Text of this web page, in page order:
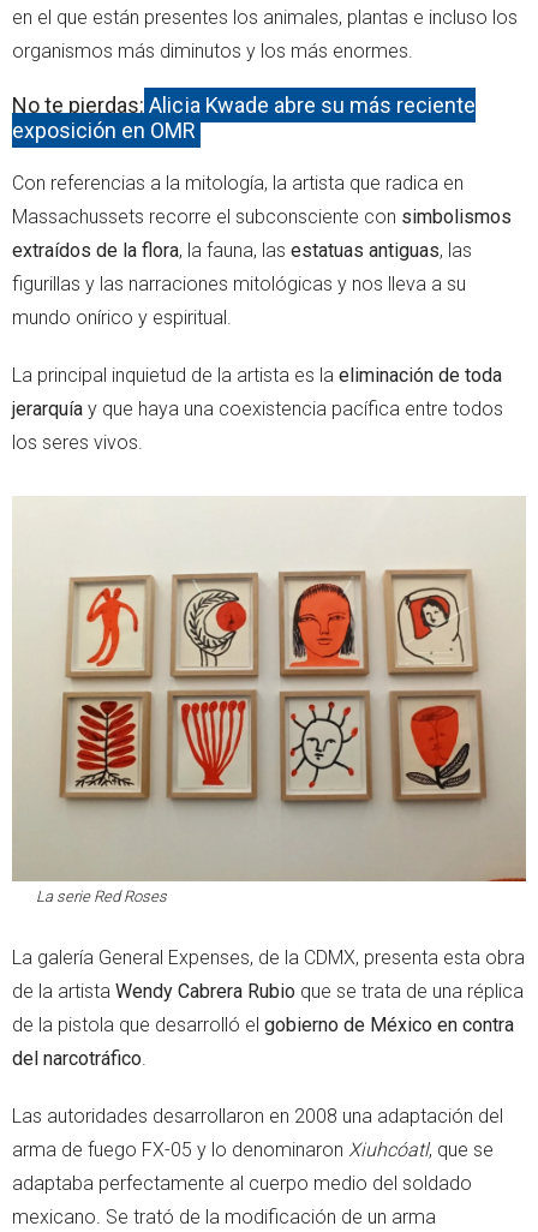
en el que están presentes los animales, plantas e incluso los
organismos más diminutos y los más enormes.
No te pierdas: Alicja Kwade abre su más reciente
exposición en OMR
Con referencias a la mitología, la artista que radica en
Massachussets recorre el subconsciente con simbolismos
extraídos de la flora, la fauna, las estatuas antiguas, las
figurillas y las narraciones mitológicas y nos lleva a su
mundo onírico y espiritual.
La principal inquietud de la artista es la eliminación de toda
jerarquía y que haya una coexistencia pacífica entre todos
los seres vivos.
La serie Red Roses
La galería General Expenses, de la CDMX, presenta esta obra
de la artista Wendy Cabrera Rubio que se trata de una réplica
de la pistola que desarrolló el gobierno de México en contra
del narcotráfico.
Las autoridades desarrollaron en 2008 una adaptación del
arma de fuego FX-05 y lo denominaron Xiuhcóatl, que se
adaptaba perfectamente al cuerpo medio del soldado
mexicano. Se trató de la modificación de un arma